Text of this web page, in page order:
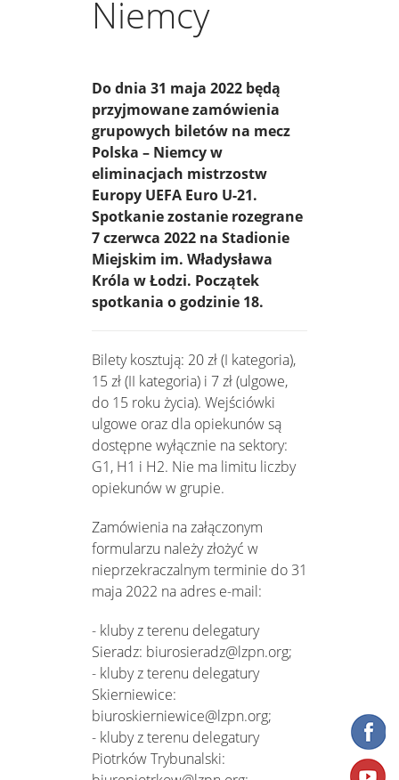
Niemcy
Do dnia 31 maja 2022 będą
przyjmowane zamówienia
grupowych biletów na mecz
Polska – Niemcy w
eliminacjach mistrzostw
Europy UEFA Euro U-21.
Spotkanie zostanie rozegrane
7 czerwca 2022 na Stadionie
Miejskim im. Władysława
Króla w Łodzi. Początek
spotkania o godzinie 18.
Bilety kosztują: 20 zł (I kategoria),
15 zł (II kategoria) i 7 zł (ulgowe,
do 15 roku życia). Wejściówki
ulgowe oraz dla opiekunów są
dostępne wyłącznie na sektory:
G1, H1 i H2. Nie ma limitu liczby
opiekunów w grupie.
Zamówienia na załączonym
formularzu należy złożyć w
nieprzekraczalnym terminie do 31
maja 2022 na adres e-mail:
- kluby z terenu delegatury
Sieradz: biurosieradz@lzpn.org;
- kluby z terenu delegatury
Skierniewice:
biuroskierniewice@lzpn.org;
- kluby z terenu delegatury
Piotrków Trybunalski: